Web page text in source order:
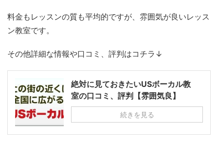
料金もレッスンの質も平均的ですが、雰囲気が良いレッス
ン教室です。
その他詳細な情報や口コミ、評判はコチラ↓
絶対に見ておきたいUSボーカル教
室の口コミ、評判【雰囲気良】
続きを見る